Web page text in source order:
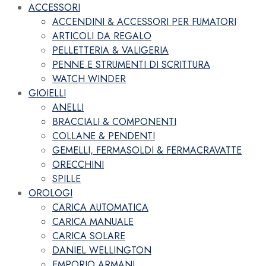
ACCESSORI
ACCENDINI & ACCESSORI PER FUMATORI
ARTICOLI DA REGALO
PELLETTERIA & VALIGERIA
PENNE E STRUMENTI DI SCRITTURA
WATCH WINDER
GIOIELLI
ANELLI
BRACCIALI & COMPONENTI
COLLANE & PENDENTI
GEMELLI, FERMASOLDI & FERMACRAVATTE
ORECCHINI
SPILLE
OROLOGI
CARICA AUTOMATICA
CARICA MANUALE
CARICA SOLARE
DANIEL WELLINGTON